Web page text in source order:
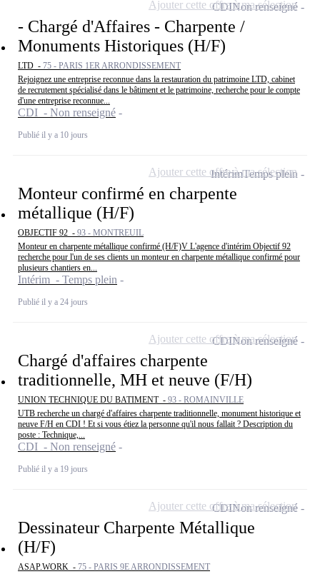
- Chargé d'Affaires - Charpente /
Monuments Historiques (H/F)
LTD - 75 - PARIS 1ER ARRONDISSEMENT
Rejoignez une entreprise reconnue dans la restauration du patrimoine LTD, cabinet
de recrutement spécialisé dans le bâtiment et le patrimoine, recherche pour le compte
d'une entreprise reconnue...
CDI - Non renseigné
Publié il y a 10 jours
CDINon renseigné
Ajouter cette offre à ma sélection
Monteur confirmé en charpente
métallique (H/F)
OBJECTIF 92 - 93 - MONTREUIL
Monteur en charpente métallique confirmé (H/F)V L'agence d'intérim Objectif 92
recherche pour l'un de ses clients un monteur en charpente métallique confirmé pour
plusieurs chantiers en...
Intérim - Temps plein
Publié il y a 24 jours
IntérimTemps plein
Ajouter cette offre à ma sélection
Chargé d'affaires charpente
traditionnelle, MH et neuve (F/H)
UNION TECHNIQUE DU BATIMENT - 93 - ROMAINVILLE
UTB recherche un chargé d'affaires charpente traditionnelle, monument historique et
neuve F/H en CDI ! Et si vous étiez la personne qu'il nous fallait ? Description du
poste : Technique,...
CDI - Non renseigné
Publié il y a 19 jours
CDINon renseigné
Ajouter cette offre à ma sélection
Dessinateur Charpente Métallique
(H/F)
ASAP.WORK - 75 - PARIS 9E ARRONDISSEMENT
CDINon renseigné
Ajouter cette offre à ma sélection